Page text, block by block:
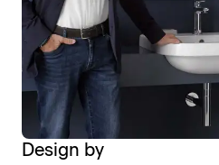
Design by